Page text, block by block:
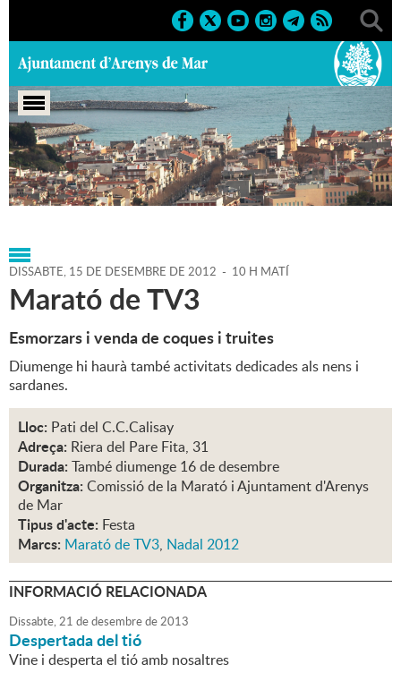
Portada > Agenda > 15-12-
2012 > Marcs > Culturals > 2012 > Nadal 2012
DISSABTE, 15 DE DESEMBRE DE 2012 - 10 H MATÍ
Marató de TV3
Esmorzars i venda de coques i truites
Diumenge hi haurà també activitats dedicades als nens i
sardanes.
Lloc: Pati del C.C.Calisay
Adreça: Riera del Pare Fita, 31
Durada: També diumenge 16 de desembre
Organitza: Comissió de la Marató i Ajuntament d'Arenys
de Mar
Tipus d'acte: Festa
Marcs: Marató de TV3, Nadal 2012
INFORMACIÓ RELACIONADA
Dissabte,21 dedesembrede2013
Despertada del tió
Vine i desperta el tió amb nosaltres